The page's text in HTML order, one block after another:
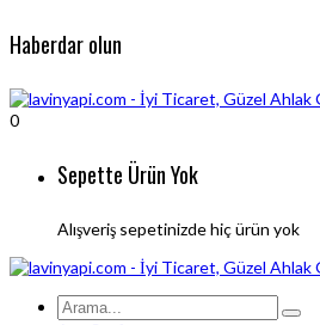
Haberdar olun
0
Sepette Ürün Yok
Alışveriş sepetinizde hiç ürün yok